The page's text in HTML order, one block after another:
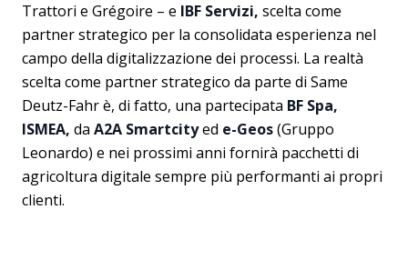
Trattori e Grégoire – e IBF Servizi, scelta come
partner strategico per la consolidata esperienza nel
campo della digitalizzazione dei processi. La realtà
scelta come partner strategico da parte di Same
Deutz-Fahr è, di fatto, una partecipata BF Spa,
ISMEA, da A2A Smartcityed e-Geos(Gruppo
Leonardo) e nei prossimi anni fornirà pacchetti di
agricoltura digitale sempre più performanti ai propri
clienti.